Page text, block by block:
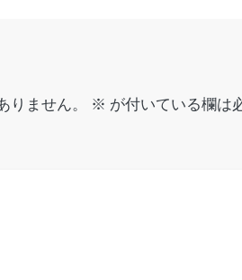
ません。 ※ が付いている欄は